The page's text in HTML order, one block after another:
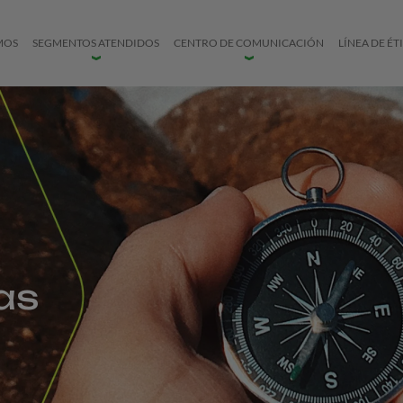
SEGMENTOS ATENDIDOS CENTRO DE COMUNICACIÓN LÍNEA DE